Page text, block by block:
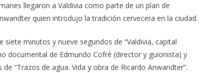
llegaron a Valdivia como parte de un plan de
quien introdujo la tradición cervecera en la ciudad.
siete minutos y nueve segundos de “Valdivia, capital
documental de Edmundo Cofré (director y guionista) y
“Trazos de agua. Vida y obra de Ricardo Anwandter”.